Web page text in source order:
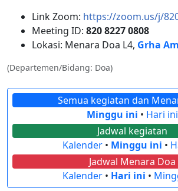
Link Zoom: https://zoom.us/j/
Meeting ID: 820 8227 0808
Lokasi: Menara Doa L4, Grha
(Departemen/Bidang: Doa)
Semua kegiatan dan
Minggu ini • Hari ini
Jadwal kegiatan
Kalender• Minggu ini •
Jadwal Menara Doa
Kalender • Hari ini •